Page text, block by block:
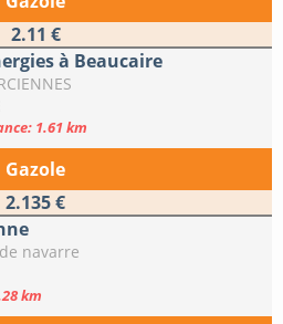
2.11 €
à Beaucaire
1.61 km
Gazole
2.135 €
navarre
km